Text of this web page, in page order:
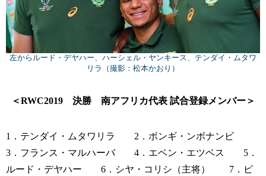
左からルード・デヤハー、ハーシェル・ヤンキース、テンダイ・ムタワ
リラ（撮影：松本かおり）
＜RWC2019 決勝 南アフリカ代表 試合登録メンバー＞
1．テンダイ・ムタワリラ 2．ボンギ・ンボナンビ
3．フランス・マルハーバ 4．エベン・エツベス 5．
ルード・デヤハー 6．シヤ・コリシ（主将） 7．ピ